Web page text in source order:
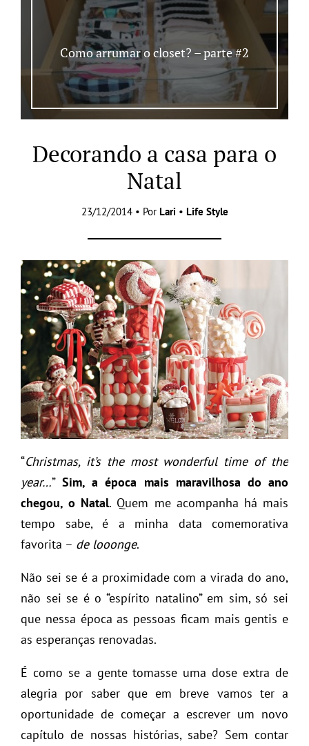
Como arrumar o closet? – parte #2
Decorando a casa para o
Natal
23/12/2014 • Por Lari • Life Style
“Christmas, it’s the most wonderful time of the
year…”Sim, a época mais maravilhosa do ano
chegou, o Natal. Quem me acompanha há mais
tempo sabe, é a minha data comemorativa
favorita – de looonge.
Não sei se é a proximidade com a virada do ano,
não sei se é o “espírito natalino” em sim, só sei
que nessa época as pessoas ficam mais gentis e
as esperanças renovadas.
É como se a gente tomasse uma dose extra de
alegria por saber que em breve vamos ter a
oportunidade de começar a escrever um novo
capítulo de nossas histórias, sabe? Sem contar